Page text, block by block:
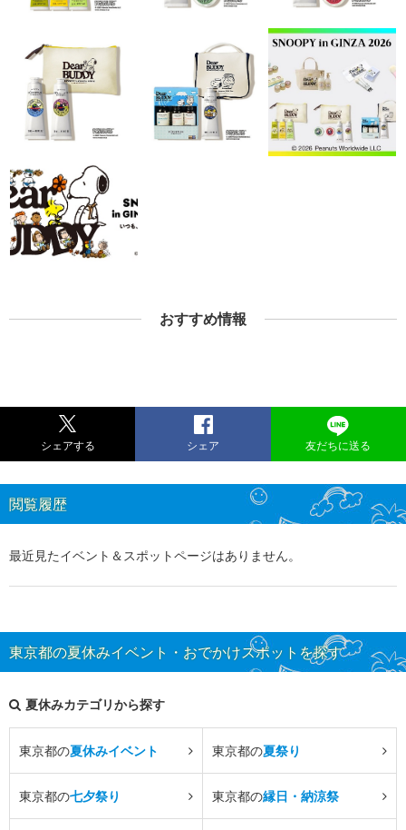
おすすめ情報
シェアする シェア 友だちに送る
閲覧履歴
最近見たイベント＆スポットページはありません。
東京都の夏休みイベント・おでかけスポットを探す
夏休みカテゴリから探す
東京都の夏休みイベント 東京都の夏祭り
東京都の七夕祭り 東京都の縁日・納涼祭